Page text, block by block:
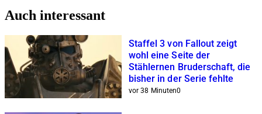
Auch interessant
Staffel 3 von Fallout zeigt
wohl eine Seite der
Stählernen Bruderschaft, die
bisher in der Serie fehlte
vor 38 Minuten0